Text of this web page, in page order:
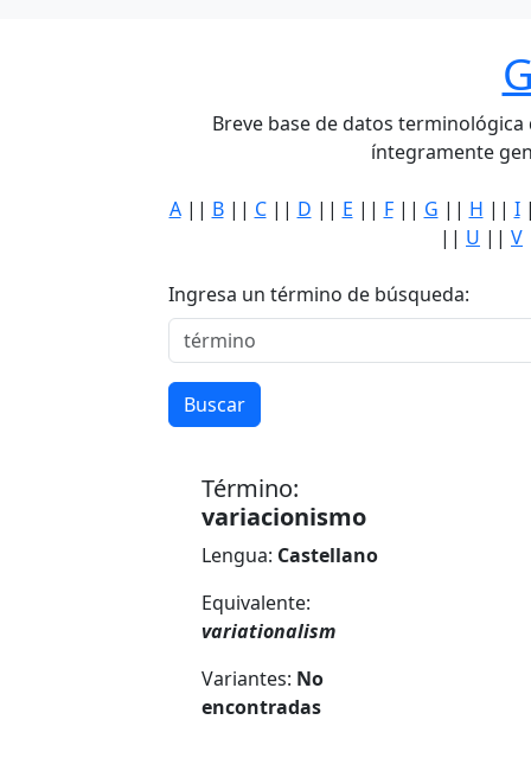
Breve base de datos
íntegramente
A|| B|| C|| D || E || F|| G || H || I
|| U || V
Ingresa un término de búsqueda:
Buscar
Término:
variacionismo
Lengua: Castellano
Equivalente:
variationalism
Variantes: No
encontradas